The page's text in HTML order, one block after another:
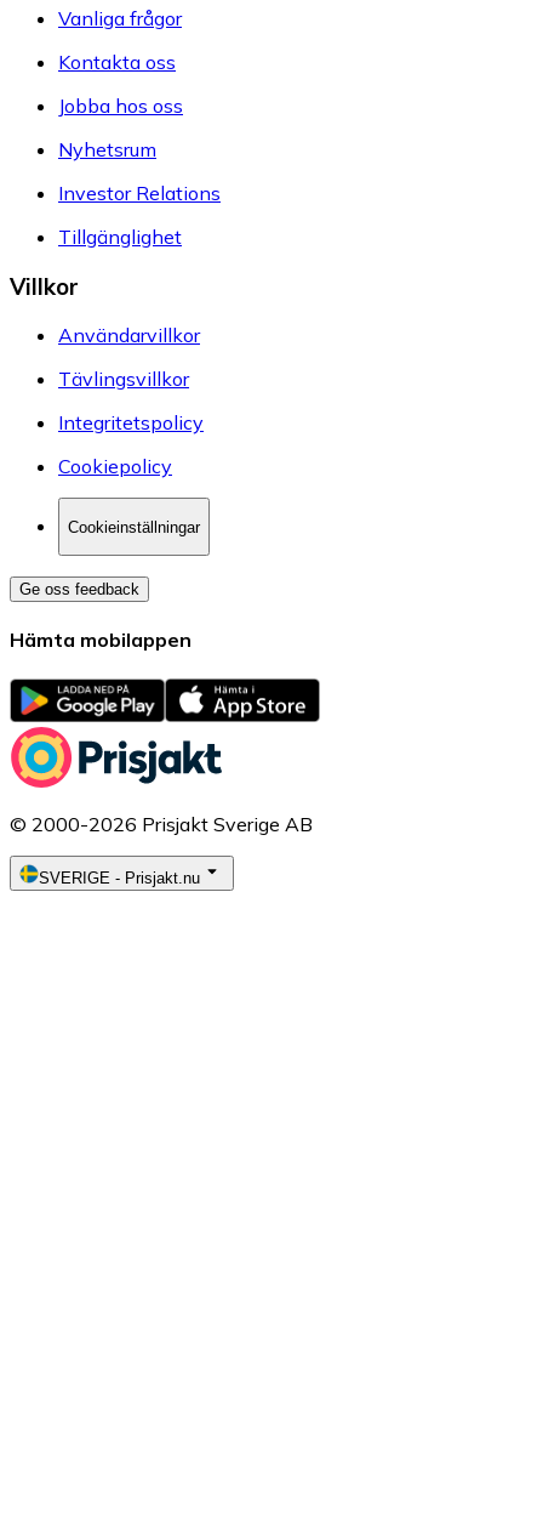
Vanliga frågor
Kontakta oss
Jobba hos oss
Nyhetsrum
Investor Relations
Tillgänglighet
Villkor
Användarvillkor
Tävlingsvillkor
Integritetspolicy
Cookiepolicy
Cookieinställningar
Ge oss feedback
Hämta mobilappen
© 2000-2026 Prisjakt Sverige AB
SVERIGE - Prisjakt.nu